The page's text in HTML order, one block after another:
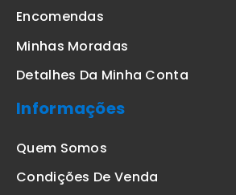
Encomendas
Minhas Moradas
Detalhes Da Minha Conta
Informações
Quem Somos
Condições De Venda